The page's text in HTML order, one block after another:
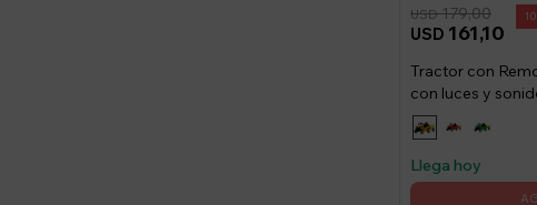
USD 161,10
USD 179,00 10
Tractor con
con luces y
Llega hoy